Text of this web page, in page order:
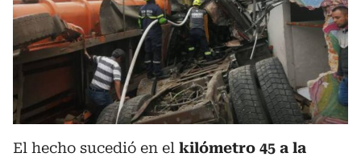
El hecho sucedió en el kilómetro 45 a la